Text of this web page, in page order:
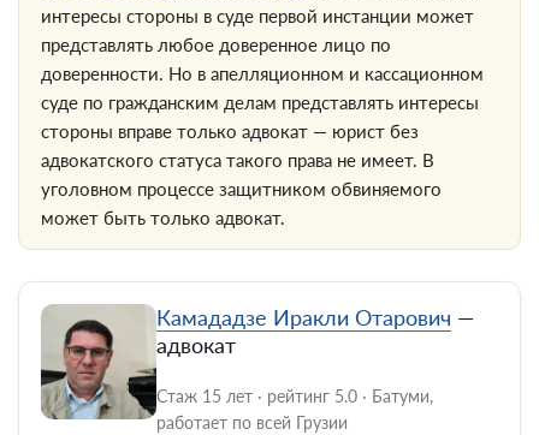
интересы стороны в суде первой инстанции может
представлять любое доверенное лицо по
доверенности. Но в апелляционном и кассационном
суде по гражданским делам представлять интересы
стороны вправе только адвокат — юрист без
адвокатского статуса такого права не имеет. В
уголовном процессе защитником обвиняемого
может быть только адвокат.
Камададзе Иракли Отарович —
адвокат
Стаж 15 лет · рейтинг 5.0 · Батуми,
работает по всей Грузии